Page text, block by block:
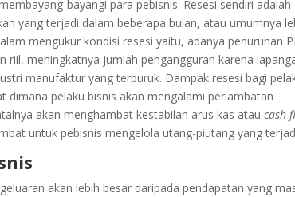
bayangi para pebisnis. Resesi sendiri adalah
yang terjadi dalam beberapa bulan, atau umumnya
mengukur kondisi resesi yaitu, adanya penurunan
meningkatnya jumlah pengangguran karena
manufaktur yang terpuruk. Dampak resesi bagi
pelaku bisnis akan mengalami perlambatan
akan menghambat kestabilan arus kas ataucash
untuk pebisnis mengelola utang-piutang yang
akan lebih besar daripada pendapatan yang